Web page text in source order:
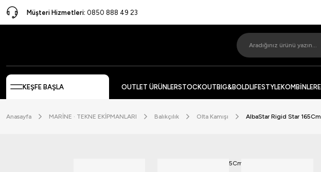
Müşteri Hizmetleri: 0850 888 49 23
KEŞFE BAŞLA OUTLET ÜRÜNLERSTOCKOUTBIG&BOLDLIFESTYLEKOMBİNLER
Anasayfa MARİNE · TEKNE EKİPMANLARI Balıkçılık Olta Kamışı AlbaStar Rigid Star